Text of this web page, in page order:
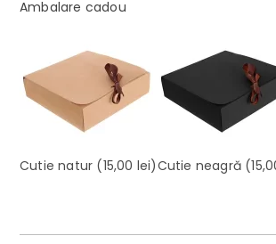
Ambalare cadou
Cutie natur (15,00 lei)Cutie neagră